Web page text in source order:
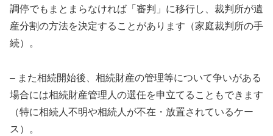
調停でもまとまらなければ「審判」に移行し、裁判所が遺
産分割の方法を決定することがあります（家庭裁判所の手
続）。
– また相続開始後、相続財産の管理等について争いがある
場合には相続財産管理人の選任を申立てることもできます
（特に相続人不明や相続人が不在・放置されているケー
ス）。